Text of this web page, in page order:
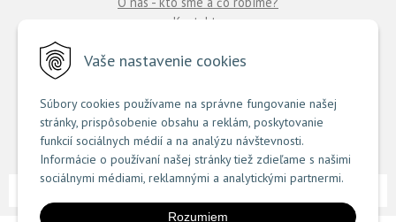
Vaše nastavenie cookies
Súbory cookies používame na správne fungovanie našej
stránky, prispôsobenie obsahu a reklám, poskytovanie
funkcií sociálnych médií a na analýzu návštevnosti.
Informácie o používaní našej stránky tiež zdieľame s našimi
sociálnymi médiami, reklamnými a analytickými partnermi.
Rozumiem
Kontakty
Predajne COUTURE
TU nájdete zoznam našich predajní